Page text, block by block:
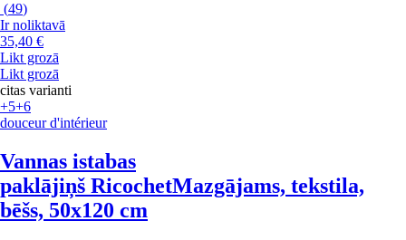
(49)
Ir noliktavā
35,40 €
Likt grozā
Likt grozā
citas varianti
+5+6
douceur d'intérieur
Vannas istabas
paklājiņš RicochetMazgājams, tekstila,
bēšs, 50x120 cm